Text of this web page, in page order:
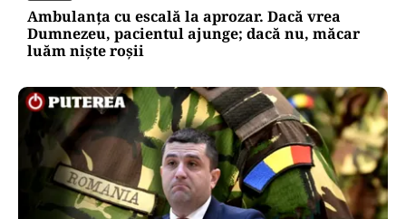
Ambulanța cu escală la aprozar. Dacă vrea
Dumnezeu, pacientul ajunge; dacă nu, măcar
luăm niște roșii